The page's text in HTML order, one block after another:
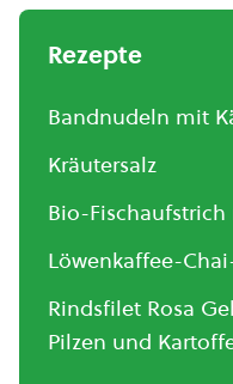
Rezepte
Bandnudeln mit
Kräutersalz
Bio-
Löwenkaffee-
Rindsfilet Rosa
Pilzen und